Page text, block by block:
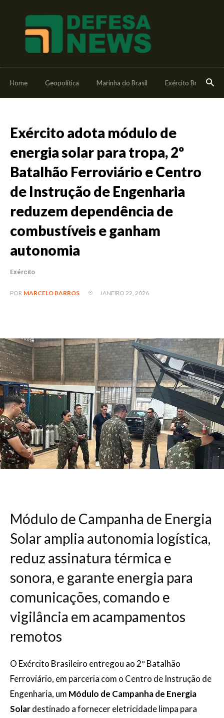
Home Geopolítica Marinha do Brasil Exército Brasileiro
Exército adota módulo de
energia solar para tropa, 2º
Batalhão Ferroviário e Centro
de Instrução de Engenharia
reduzem dependência de
combustíveis e ganham
autonomia
Exército
POR MARCELO BARROS JANEIRO 22, 2026
Módulo de Campanha de Energia
Solar amplia autonomia logística,
reduz assinatura térmica e
sonora, e garante energia para
comunicações, comando e
vigilância em acampamentos
remotos
O Exército Brasileiro entregou ao 2º Batalhão
Ferroviário, em parceria com o Centro de Instrução de
Engenharia, um Módulo de Campanha de Energia
Solardestinado a fornecer eletricidade limpa para